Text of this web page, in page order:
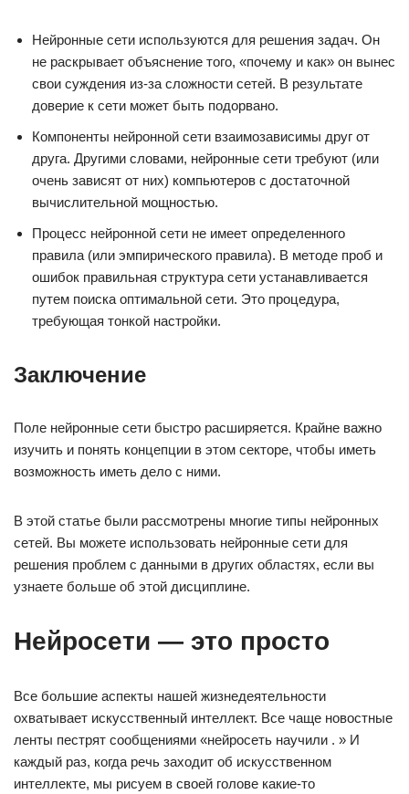
Нейронные сети используются для решения задач. Он
не раскрывает объяснение того, «почему и как» он вынес
свои суждения из-за сложности сетей. В результате
доверие к сети может быть подорвано.
Компоненты нейронной сети взаимозависимы друг от
друга. Другими словами, нейронные сети требуют (или
очень зависят от них) компьютеров с достаточной
вычислительной мощностью.
Процесс нейронной сети не имеет определенного
правила (или эмпирического правила). В методе проб и
ошибок правильная структура сети устанавливается
путем поиска оптимальной сети. Это процедура,
требующая тонкой настройки.
Заключение
Поле нейронные сети быстро расширяется. Крайне важно
изучить и понять концепции в этом секторе, чтобы иметь
возможность иметь дело с ними.
В этой статье были рассмотрены многие типы нейронных
сетей. Вы можете использовать нейронные сети для
решения проблем с данными в других областях, если вы
узнаете больше об этой дисциплине.
Нейросети — это просто
Все большие аспекты нашей жизнедеятельности
охватывает искусственный интеллект. Все чаще новостные
ленты пестрят сообщениями «нейросеть научили . » И
каждый раз, когда речь заходит об искусственном
интеллекте, мы рисуем в своей голове какие-то